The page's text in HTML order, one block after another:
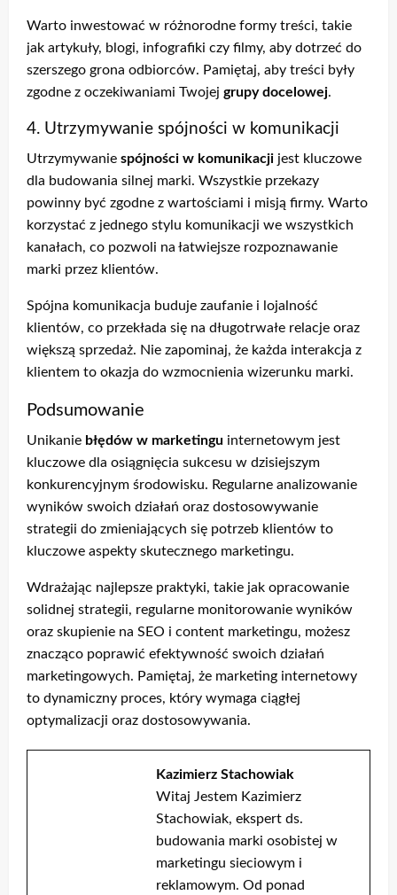
Warto inwestować w różnorodne formy treści, takie
jak artykuły, blogi, infografiki czy filmy, aby dotrzeć do
szerszego grona odbiorców. Pamiętaj, aby treści były
zgodne z oczekiwaniami Twojej grupy docelowej.
4. Utrzymywanie spójności w komunikacji
Utrzymywanie spójności w komunikacji jest kluczowe
dla budowania silnej marki. Wszystkie przekazy
powinny być zgodne z wartościami i misją firmy. Warto
korzystać z jednego stylu komunikacji we wszystkich
kanałach, co pozwoli na łatwiejsze rozpoznawanie
marki przez klientów.
Spójna komunikacja buduje zaufanie i lojalność
klientów, co przekłada się na długotrwałe relacje oraz
większą sprzedaż. Nie zapominaj, że każda interakcja z
klientem to okazja do wzmocnienia wizerunku marki.
Podsumowanie
Unikanie błędów w marketingu internetowym jest
kluczowe dla osiągnięcia sukcesu w dzisiejszym
konkurencyjnym środowisku. Regularne analizowanie
wyników swoich działań oraz dostosowywanie
strategii do zmieniających się potrzeb klientów to
kluczowe aspekty skutecznego marketingu.
Wdrażając najlepsze praktyki, takie jak opracowanie
solidnej strategii, regularne monitorowanie wyników
oraz skupienie na SEO i content marketingu, możesz
znacząco poprawić efektywność swoich działań
marketingowych. Pamiętaj, że marketing internetowy
to dynamiczny proces, który wymaga ciągłej
optymalizacji oraz dostosowywania.
Kazimierz Stachowiak
Witaj Jestem Kazimierz
Stachowiak, ekspert ds.
budowania marki osobistej w
marketingu sieciowym i
reklamowym. Od ponad